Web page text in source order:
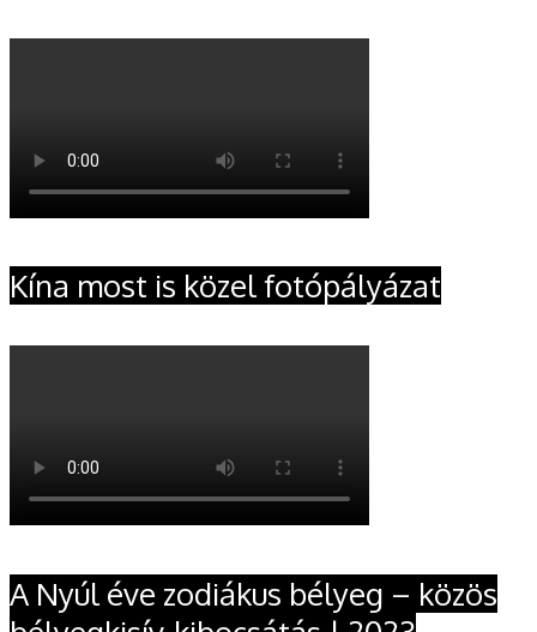
Kína most is közel fotópályázat
A Nyúl éve zodiákus bélyeg – közös